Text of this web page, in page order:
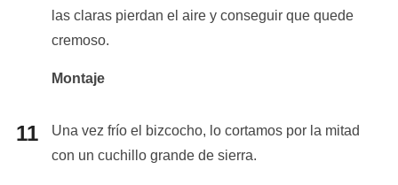
las claras pierdan el aire y conseguir que quede
cremoso.
Montaje
Una vez frío el bizcocho, lo cortamos por la mitad
con un cuchillo grande de sierra.